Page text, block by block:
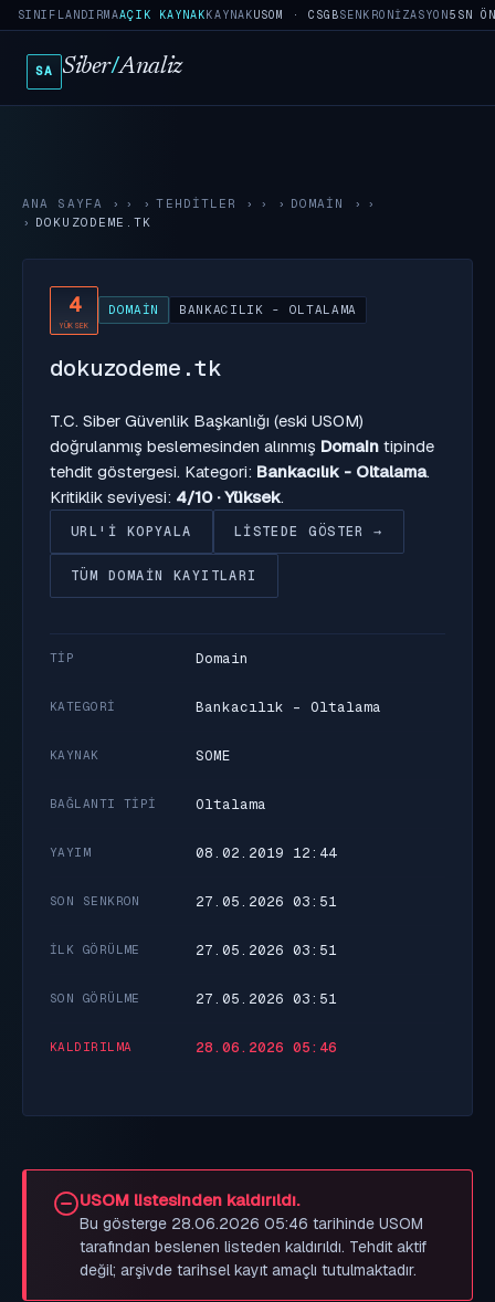
SINIFLANDIRMAAÇIK KAYNAKKAYNAKUSOM · CSGBSENKRONIZASYON5SN
SA Siber/Analiz
ANA SAYFA › TEHDITLER › DOMAIN
›
DOKUZODEME.TK
4
YÜKSEK
DOMAIN BANKACILIK - OLTALAMA
dokuzodeme.tk
T.C. Siber Güvenlik Başkanlığı (eski USOM)
doğrulanmış beslemesinden alınmış Domain tipinde
tehdit göstergesi. Kategori: Bankacılık - Oltalama.
Kritiklik seviyesi: 4/10 · Yüksek.
URL'I KOPYALA LISTEDE GÖSTER →
TÜM DOMAIN KAYITLARI
TIP Domain
KATEGORI Bankacılık - Oltalama
KAYNAK SOME
BAĞLANTI TIPI Oltalama
YAYIM 08.02.2019 12:44
SON SENKRON 27.05.2026 03:51
İLK GÖRÜLME 27.05.2026 03:51
SON GÖRÜLME 27.05.2026 03:51
KALDIRILMA 28.06.2026 05:46
USOM listesinden kaldırıldı.
Bu gösterge 28.06.2026 05:46 tarihinde USOM
tarafından beslenen listeden kaldırıldı. Tehdit aktif
değil; arşivde tarihsel kayıt amaçlı tutulmaktadır.